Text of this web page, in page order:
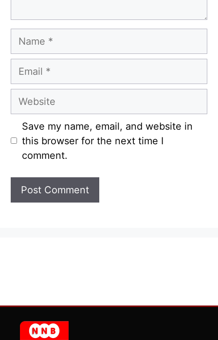
Name
Email
Website
Save my name, email, and website in
this browser for the next time I
comment.